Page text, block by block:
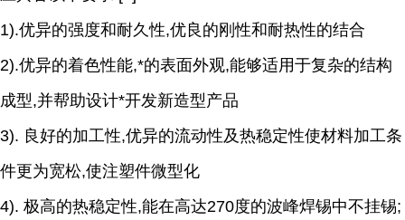
1).优异的强度和耐久性,优良的刚性和耐热性的结合
2).优异的着色性能,*的表面外观,能够适用于复杂的结构
成型,并帮助设计*开发新造型产品
3). 良好的加工性,优异的流动性及热稳定性使材料加工条
件更为宽松,使注塑件微型化
4). 极高的热稳定性,能在高达270度的波峰焊锡中不挂锡;